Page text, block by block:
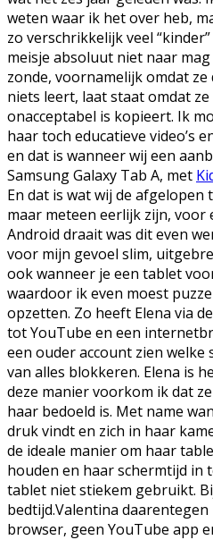
weten waar ik het over heb,
zo verschrikkelijk veel
meisje absoluut niet naar
zonde, voornamelijk omdat
niets leert, laat staat omdat
onacceptabel is kopieert. Ik
haar toch educatieve video’s
en dat is wanneer wij een
Samsung Galaxy Tab A, met
En dat is wat wij de afgelopen
maar meteen eerlijk zijn, voor
Android draait was dit even
voor mijn gevoel slim,
ook wanneer je een tablet
waardoor ik even moest
opzetten. Zo heeft Elena via
tot YouTube en een
een ouder account zien welke
van alles blokkeren. Elena is
deze manier voorkom ik dat
haar bedoeld is. Met name
druk vindt en zich in haar
de ideale manier om haar
houden en haar schermtijd in
tablet niet stiekem gebruikt.
bedtijd.Valentina
browser, geen YouTube app